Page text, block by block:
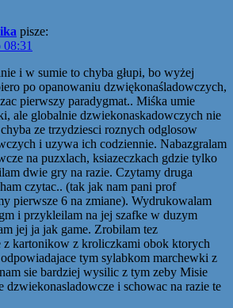
pisze:
i w sumie to chyba głupi, bo wyżej
po opanowaniu dzwiękonaśladowczych,
pierwszy paradygmat.. Miśka umie
ale globalnie dzwiekonaskadowczych nie
ze trzydziesci roznych odglosow
i uzywa ich codziennie. Nabazgralam
na puzxlach, ksiazeczkach gdzie tylko
dwie gry na razie. Czytamy druga
czytac.. (tak jak nam pani prof
pierwsze 6 na zmiane). Wydrukowalam
i przykleilam na jej szafke w duzym
jej ja jak game. Zrobilam tez
z kartonikow z kroliczkami obok ktorych
tym sylabkom marchewki z
sie bardziej wysilic z tym zeby Misie
dzwiekonasladowcze i schowac na razie te